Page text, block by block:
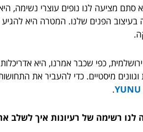
סתם מציעה לנו נופים עוצרי נשימה,
הפנים שלנו. המטרה היא להגיע
ירושלמית, כפי שכבר אמרנו, היא
מיסטיים. כדי להעביר את
YUNU
.
לנו רשימה של רעיונות איך לשלב